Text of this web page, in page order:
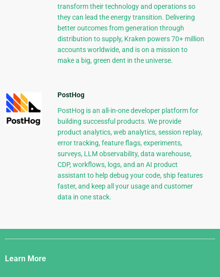
transform their technology and operations so
they can lead the energy transition. Delivering
better outcomes from generation through
distribution to supply, Kraken powers 70+ million
accounts worldwide, and is on a mission to
make a big, green dent in the universe.
PostHog
PostHog is an all-in-one developer platform for
building successful products. We provide
product analytics, web analytics, session replay,
error tracking, feature flags, experiments,
surveys, LLM observability, data warehouse,
CDP, workflows, logs, and an AI product
assistant to help debug your code, ship features
faster, and keep all your usage and customer
data in one stack.
Django
Links
Learn More